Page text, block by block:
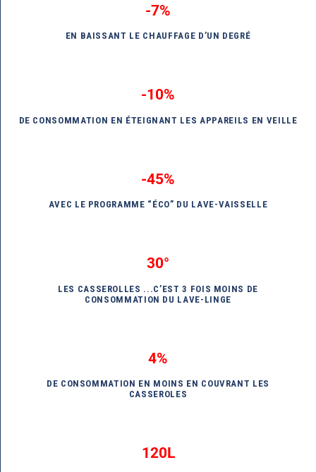
-7%
EN BAISSANT LE CHAUFFAGE D’UN DEGRÉ
-10%
DE CONSOMMATION EN ÉTEIGNANT LES APPAREILS EN VEILLE
-45%
AVEC LE PROGRAMME “ÉCO” DU LAVE-VAISSELLE
30°
LES CASSEROLLES ...C’EST 3 FOIS MOINS DE
CONSOMMATION DU LAVE-LINGE
4%
DE CONSOMMATION EN MOINS EN COUVRANT LES
CASSEROLES
120L